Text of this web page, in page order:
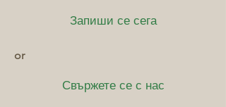
Запиши се сега
or
Свържете се с нас